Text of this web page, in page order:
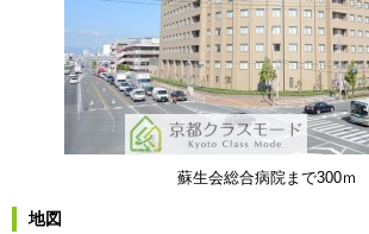
蘇生会総合病院まで300ｍ
地図